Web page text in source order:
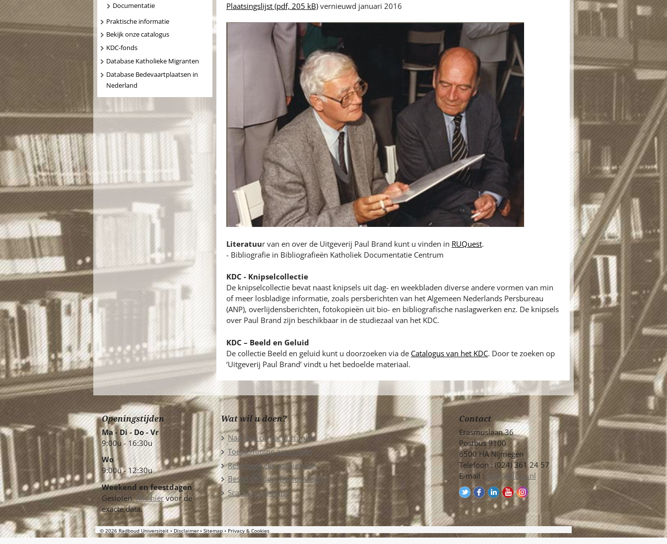
Plaatsingslijst(pdf, 205 kB)vernieuwd januari 2016
Literatuur van en over de Uitgeverij Paul Brand kunt u vinden in RUQuest.
- Bibliografie in Bibliografieën Katholiek Documentatie Centrum
KDC - Knipselcollectie
De knipselcollectie bevat naast knipsels uit dag- en weekbladen diverse andere vormen van min
of meer losbladige informatie, zoals persberichten van het Algemeen Nederlands Persbureau
(ANP), overlijdensberichten, fotokopieën uit bio- en bibliografische naslagwerken enz. De knipsels
over Paul Brand zijn beschikbaar in de studiezaal van het KDC.
KDC – Beeld en Geluid
De collectie Beeld en geluid kunt u doorzoeken via de Catalogus van het KDC. Door te zoeken op
‘Uitgeverij Paul Brand’ vindt u het bedoelde materiaal.
Documentatie
Praktische informatie
Bekijk onze catalogus
KDC-fonds
Database Katholieke Migranten
Database Bedevaartplaatsen in
Nederland
Openingstijden
Ma - Di - Do - Vr
9:00u - 16:30u
Wo
9:00u - 12:30u
Weekend en feestdagen
Gesloten.Klik hiervoor de
exacte data.
Wat wil u doen?
Naar het contactformulier
Toestemming aanvragen
Reserveer een archiefstuk
Bestel product Beeld&Geluid
Scans on Demand
Contact
Erasmuslaan 36
Postbus 9100
6500 HA Nijmegen
Telefoon : (024) 361 24 57
E-mail :info@kdc.ru.nl
© 2026 Radboud Universiteit Disclaimer Sitemap Privacy & Cookies